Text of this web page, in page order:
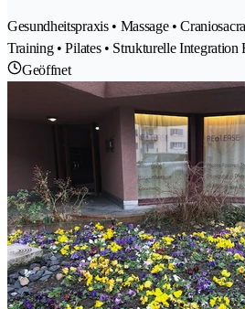
Gesundheitspraxis • Massage •
Training • Pilates • Strukturelle Integration
Geöffnet